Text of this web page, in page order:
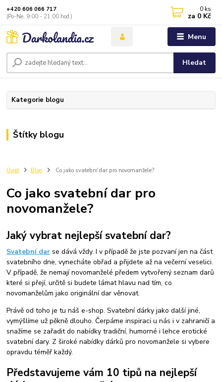
Menu
Hledat
+420 606 066 717
(Po-Ne, 9:00 - 21:00 hod.)
0 ks
za 0 Kč
Kategorie blogu
Štítky blogu
Úvod Blog Co jako svatební dar pro novomanžele?
Co jako svatební dar pro
novomanžele?
Jaký vybrat nejlepší svatební dar?
Svatební dar se dává vždy. I v případě že jste pozvaní jen na část
svatebního dne, vynecháte obřad a přijdete až na večerní veselici.
V případě, že nemají novomanželé předem vytvořený seznam darů
které si přejí, určitě si budete lámat hlavu nad tím, co
novomanželům jako originální dar věnovat.
Právě od toho je tu náš e-shop. Svatební dárky jako další jiné,
vymýšlíme už pěkně dlouho. Čerpáme inspiraci u nás i v zahraničí a
snažíme se zařadit do nabídky tradiční, humorné i lehce erotické
svatební dary. Z široké nabídky dárků pro novomanžele si vybere
opravdu téměř každý.
Představujeme vám 10 tipů na nejlepší